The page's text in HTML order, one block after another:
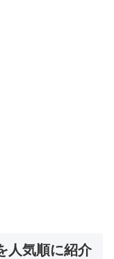
人気順に紹介